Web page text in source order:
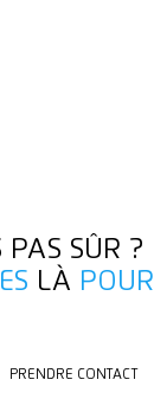
PAS SÛR ?
LÀ POUR
PRENDRE CONTACT